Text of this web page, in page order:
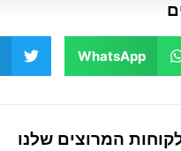
WhatsApp
המרוצים שלנו